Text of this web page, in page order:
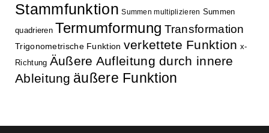
Stammfunktion Summen multiplizieren Summen
quadrieren Termumformung Transformation
Trigonometrische Funktion verkettete Funktion x-
Richtung Äußere Aufleitung durch innere
Ableitung äußere Funktion